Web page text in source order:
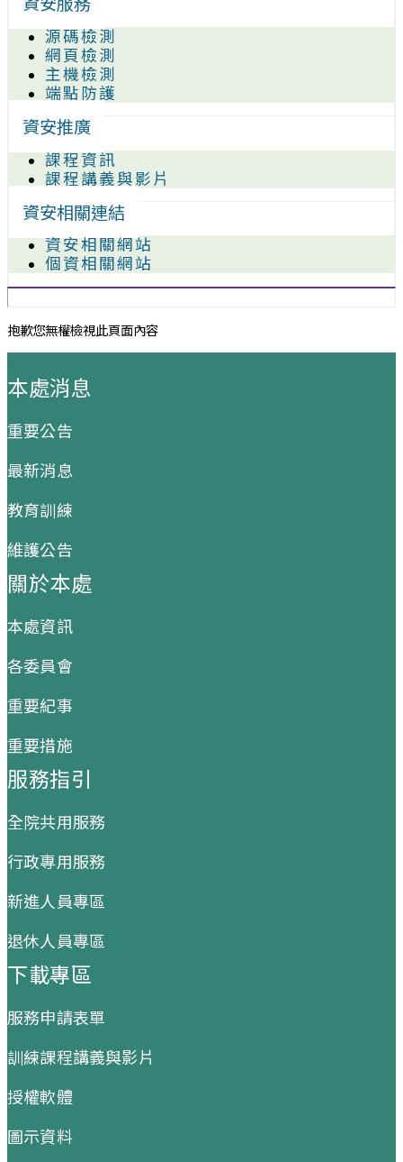
源碼檢測
網頁檢測
主機檢測
端點防護
資安推廣
課程資訊
課程講義與影片
資安相關連結
資安相關網站
個資相關網站
抱歉您無權檢視此頁面內容
本處消息
重要公告
最新消息
教育訓練
維護公告
關於本處
本處資訊
各委員會
重要紀事
重要措施
服務指引
全院共用服務
行政專用服務
新進人員專區
退休人員專區
下載專區
服務申請表單
訓練課程講義與影片
授權軟體
圖示資料